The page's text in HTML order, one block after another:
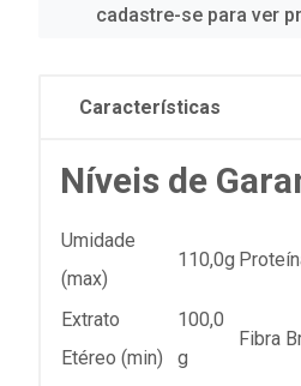
cadastre-se para ver
Características
Níveis de
Umidade
(max)
110,0g
Extrato
Etéreo (min)
100,0
g
Fibra